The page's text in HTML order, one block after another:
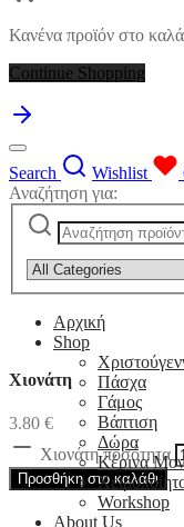
Χιονάτη
3.80 €
Χιονάτη ποσότητα
Προσθήκη στο καλάθι
Κανένα προϊόν στο
Continue Shopping
Search Wishlist
Αναζήτηση για:
Αρχική
Shop
Πάσχα
Γάμος
Βάπτιση
Δώρα
Κέρινα
Workshop
About Us